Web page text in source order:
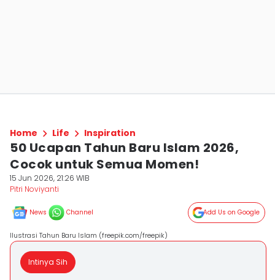
Home Life Inspiration
50 Ucapan Tahun Baru Islam 2026,
Cocok untuk Semua Momen!
15 Jun 2026, 21:26 WIB
Pitri Noviyanti
News Channel Add Us on Google
Ilustrasi Tahun Baru Islam (freepik.com/freepik)
Intinya Sih